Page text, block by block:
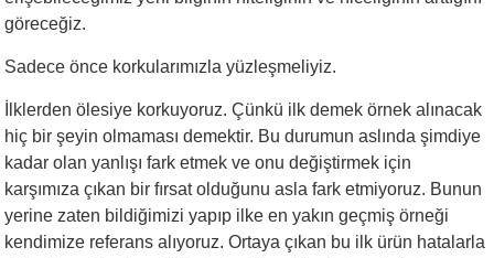
göreceğiz.
Sadece önce korkularımızla yüzleşmeliyiz.
İlklerden ölesiye korkuyoruz. Çünkü ilk demek örnek alınacak
hiç bir şeyin olmaması demektir. Bu durumun aslında şimdiye
kadar olan yanlışı fark etmek ve onu değiştirmek için
karşımıza çıkan bir fırsat olduğunu asla fark etmiyoruz. Bunun
yerine zaten bildiğimizi yapıp ilke en yakın geçmiş örneği
kendimize referans alıyoruz. Ortaya çıkan bu ilk ürün hatalarla